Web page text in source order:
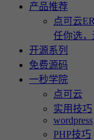
产品推荐
点可云
任你选
开源系列
免费源码
一秒学院
点可云
实用技巧
wordpress
PHP技巧